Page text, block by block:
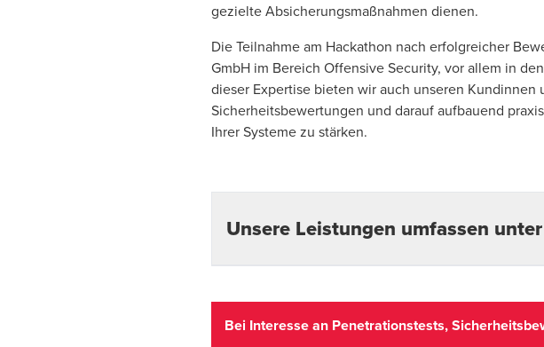
gezielte Absicherungsmaßnahmen dienen.
Die Teilnahme am Hackathon nach erfolgreicher
GmbH im Bereich Offensive Security, vor allem in
dieser Expertise bieten wir auch unseren
Sicherheitsbewertungen und darauf aufbauend
Ihrer Systeme zu stärken.
Unsere Leistungen umfassen
Klassische Penetrationstestsvon
SpezialisiertePenetrationstests von
Bei Interesse an Penetrationstests,